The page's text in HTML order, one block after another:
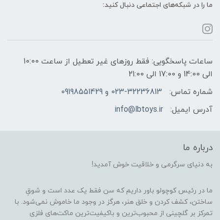
ما را در شبکه‌های اجتماعی دنبال کنید:
ساعات پاسخگویی: فقط روزهای غیر تعطیل از ساعت 10:00
الی 14:00 و 17:00 الی 21:00
شماره تماس:
023-32236813 و 09198551429
آدرس ایمیل:
info@lbtoys.ir
درباره ما
به دنیای سرگرمی و خلاقیت خوش آمدید!
ما در رئیس کوچولو باور داریم که سن فقط یک عدد است و شوقِ
ساختن، کشف کردن و خلق هنر، هرگز در وجود ما خاموش نمی‌شود. با
تمرکز بر گلچینی از محبوب‌ترین و باکیفیت‌ترین ماکت‌های فلزی